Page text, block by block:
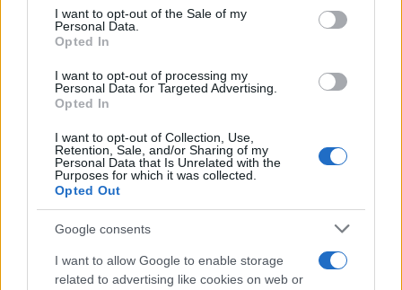
consent section.
I want to opt-out of the Sale of my
Personal Data.
Opted In
I want to opt-out of processing my
Personal Data for Targeted Advertising.
Opted In
I want to opt-out of Collection, Use,
Retention, Sale, and/or Sharing of my
Personal Data that Is Unrelated with the
Purposes for which it was collected.
Opted Out
Google consents
I want to allow Google to enable storage
related to advertising like cookies on web or